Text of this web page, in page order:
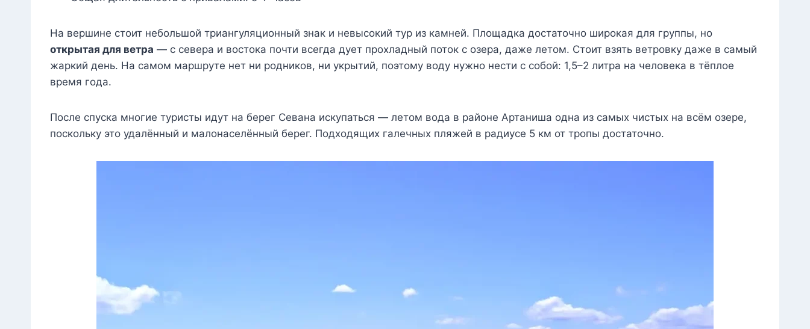
На вершине стоит небольшой триангуляционный знак и невысокий тур из камней. Площадка достаточно широкая для группы, но
открытая для ветра — с севера и востока почти всегда дует прохладный поток с озера, даже летом. Стоит взять ветровку даже в самый
жаркий день. На самом маршруте нет ни родников, ни укрытий, поэтому воду нужно нести с собой: 1,5–2 литра на человека в тёплое
время года.
После спуска многие туристы идут на берег Севана искупаться — летом вода в районе Артаниша одна из самых чистых на всём озере,
поскольку это удалённый и малонаселённый берег. Подходящих галечных пляжей в радиусе 5 км от тропы достаточно.